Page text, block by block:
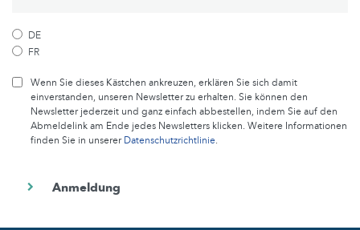
DE
FR
Wenn Sie dieses Kästchen ankreuzen, erklären Sie sich damit
einverstanden, unseren Newsletter zu erhalten. Sie können den
Newsletter jederzeit und ganz einfach abbestellen, indem Sie auf den
Abmeldelink am Ende jedes Newsletters klicken. Weitere Informationen
finden Sie in unsererDatenschutzrichtlinie.